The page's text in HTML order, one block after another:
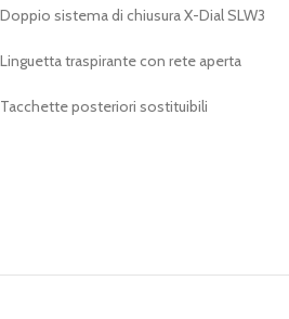
Doppio sistema di chiusura X-Dial SLW3
Linguetta traspirante con rete aperta
Tacchette posteriori sostituibili